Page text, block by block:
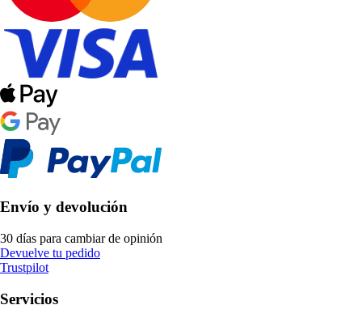
Envío y devolución
30 días para cambiar de opinión
Devuelve tu pedido
Trustpilot
Servicios